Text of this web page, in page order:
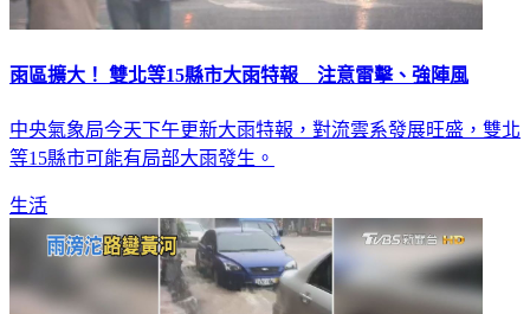
雨區擴大！ 雙北等15縣市大雨特報 注意雷擊、強陣風
中央氣象局今天下午更新大雨特報，對流雲系發展旺盛，雙北
等15縣市可能有局部大雨發生。
生活